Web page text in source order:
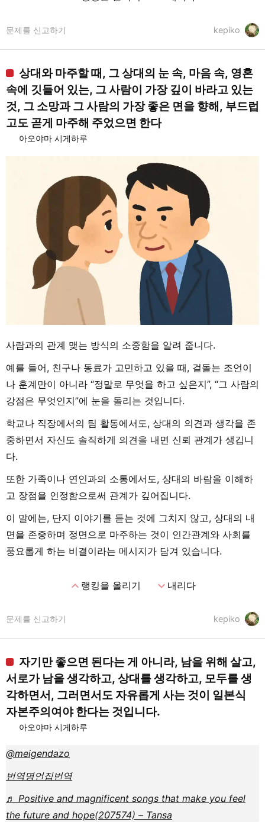
kepiko
문제를 신고하기
상대와 마주할 때, 그 상대의 눈 속, 마음 속, 영혼
속에 깃들어 있는, 그 사람이 가장 깊이 바라고 있는
것, 그 소망과 그 사람의 가장 좋은 면을 향해, 부드럽
고도 곧게 마주해 주었으면 한다
아오야마 시게하루
사람과의 관계 맺는 방식의 소중함을 알려 줍니다.
예를 들어, 친구나 동료가 고민하고 있을 때, 겉돌는 조언이
나 훈계만이 아니라 “정말로 무엇을 하고 싶은지”, “그 사람의
강점은 무엇인지”에 눈을 돌리는 것입니다.
학교나 직장에서의 팀 활동에서도, 상대의 의견과 생각을 존
중하면서 자신도 솔직하게 의견을 내면 신뢰 관계가 생깁니
다.
또한 가족이나 연인과의 소통에서도, 상대의 바람을 이해하
고 장점을 인정함으로써 관계가 깊어집니다.
이 말에는, 단지 이야기를 듣는 것에 그치지 않고, 상대의 내
면을 존중하며 정면으로 마주하는 것이 인간관계와 사회를
풍요롭게 하는 비결이라는 메시지가 담겨 있습니다.
expand_less랭킹을 올리기 expand_more내리다
kepiko
문제를 신고하기
자기만 좋으면 된다는 게 아니라, 남을 위해 살고,
서로가 남을 생각하고, 상대를 생각하고, 모두를 생
각하면서, 그러면서도 자유롭게 사는 것이 일본식
자본주의여야 한다는 것입니다.
아오야마 시게하루
@meigendazo
번역명언집번역
♬ Positive and magnificent songs that make you feel
the future and hope(207574) – Tansa